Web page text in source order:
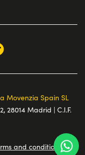
Movenzia Spain SL
28014 Madrid | C.I.F.
and conditions